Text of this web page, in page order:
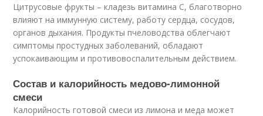
Цитрусовые фрукты – кладезь витамина C, благотворно
влияют на иммунную систему, работу сердца, сосудов,
органов дыхания. Продукты пчеловодства облегчают
симптомы простудных заболеваний, обладают
успокаивающим и противовоспалительным действием.
Состав и калорийность медово-лимонной
смеси
Калорийность готовой смеси из лимона и меда может